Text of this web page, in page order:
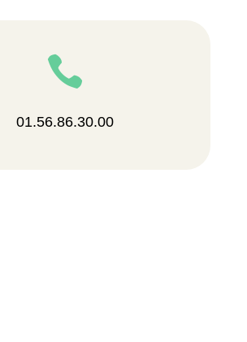

01.56.86.30.00